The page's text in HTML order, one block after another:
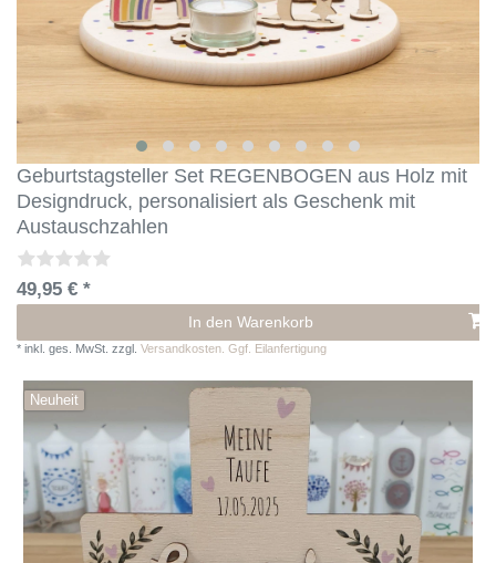
Geburtstagsteller Set REGENBOGEN aus Holz mit
Designdruck, personalisiert als Geschenk mit
Austauschzahlen
49,95 € *
In den Warenkorb
* inkl. ges. MwSt. zzgl. Versandkosten. Ggf. Eilanfertigung
Neuheit